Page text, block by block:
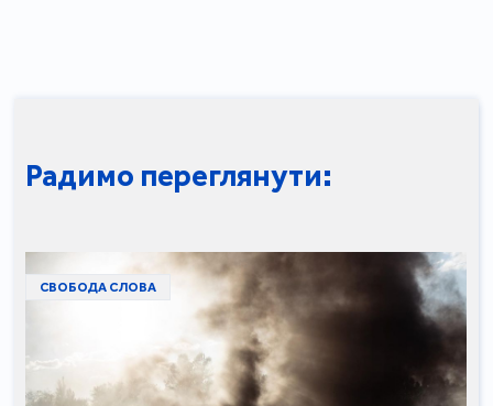
Радимо переглянути:
СВОБОДА СЛОВА